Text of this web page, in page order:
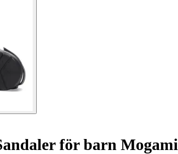
för barn Mogami